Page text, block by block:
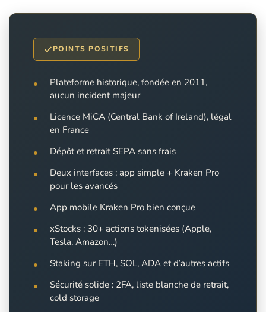
POINTS POSITIFS
Plateforme historique, fondée en 2011,
aucun incident majeur
Licence MiCA (Central Bank of Ireland), légal
en France
Dépôt et retrait SEPA sans frais
Deux interfaces : app simple + Kraken Pro
pour les avancés
App mobile Kraken Pro bien conçue
xStocks : 30+ actions tokenisées (Apple,
Tesla, Amazon…)
Staking sur ETH, SOL, ADA et d’autres actifs
Sécurité solide : 2FA, liste blanche de retrait,
cold storage